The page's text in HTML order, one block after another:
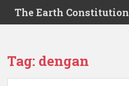
i
The Earth Constitution
Tag: dengan